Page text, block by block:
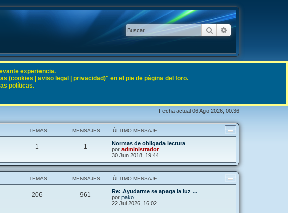
BuscarBúsqueda
Fecha actual 06 Ago 2026, 00:36
TEMAS MENSAJES ÚLTIMO MENSAJE
1 1
Normas de obligada lectura
por administrador
30 Jun 2018, 19:44
TEMAS MENSAJES ÚLTIMO MENSAJE
206 961
Re: Ayudarme se apaga la luz …
por pako
22 Jul 2026, 16:02
experiencia.
(cookies | aviso legal | privacidad)" en el pie de página del foro.
políticas.